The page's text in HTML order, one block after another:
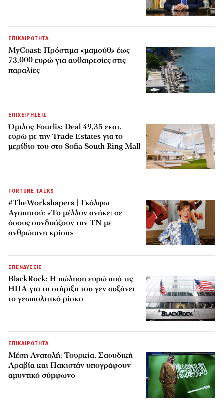
ΕΠΙΚΑΙΡΟΤΗΤΑ
MyCoast: Πρόστιμα «μαμούθ» έως
73.000 ευρώ για αυθαιρεσίες στις
παραλίες
ΕΠΙΧΕΙΡΗΣΕΙΣ
Όμιλος Fourlis: Deal 49,35 εκατ.
ευρώ με την Trade Estates για το
μερίδιο του στο Sofia South Ring Mall
FORTUNE TALKS
#TheWorkshapers | Γκόλφω
Αγαπητού: «Το μέλλον ανήκει σε
όσους συνδυάζουν την ΤΝ με
ανθρώπινη κρίση»
ΕΠΕΝΔΥΣΕΙΣ
BlackRock: Η πώληση ευρώ από τις
ΗΠΑ για τη στήριξη του γεν αυξάνει
το γεωπολιτικό ρίσκο
ΕΠΙΚΑΙΡΟΤΗΤΑ
Μέση Ανατολή: Τουρκία, Σαουδική
Αραβία και Πακιστάν υπογράφουν
αμυντικό σύμφωνο